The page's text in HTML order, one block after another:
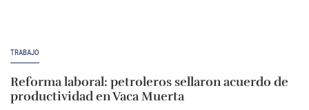
TRABAJO
Reforma laboral: petroleros sellaron acuerdo de
productividad en Vaca Muerta